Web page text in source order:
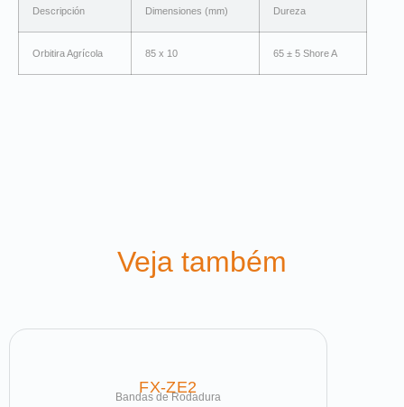
Descripción Dimensiones (mm) Dureza
Orbitira Agrícola 85 x 10 65 ± 5 Shore A
Veja também
FX-ZE2
Bandas de Rodadura